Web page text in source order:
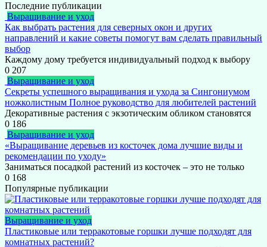
Последние публикации
Выращивание и уход
Как выбрать растения для северных окон и других
направлений и какие советы помогут вам сделать правильный
выбор
Каждому дому требуется индивидуальный подход к выбору
0 207
Выращивание и уход
Секреты успешного выращивания и ухода за Сингониумом
ножколистным Полное руководство для любителей растений
Декоративные растения с экзотическим обликом становятся
0 186
Выращивание и уход
«Выращивание деревьев из косточек дома лучшие виды и
рекомендации по уходу»
Заниматься посадкой растений из косточек – это не только
0 168
Популярные публикации
Выращивание и уход
Пластиковые или терракотовые горшки лучше подходят для
комнатных растений?